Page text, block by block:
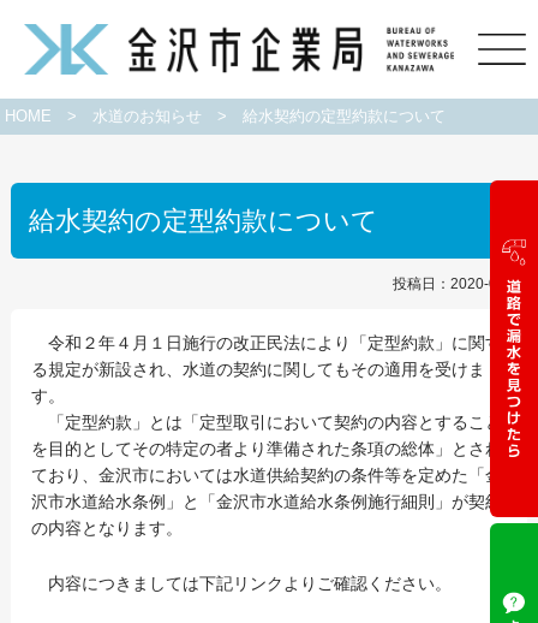
HOME > 水道のお知らせ >給水契約の定型約款について
給水契約の定型約款について
投稿日：2020-03-16
令和２年４月１日施行の改正民法により「定型約款」に関す
る規定が新設され、水道の契約に関してもその適用を受けま
す。
「定型約款」とは「定型取引において契約の内容とすること
を目的としてその特定の者より準備された条項の総体」とされ
ており、金沢市においては水道供給契約の条件等を定めた「金
沢市水道給水条例」と「金沢市水道給水条例施行細則」が契約
の内容となります。
内容につきましては下記リンクよりご確認ください。